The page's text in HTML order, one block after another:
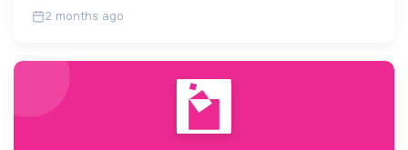
2 months ago